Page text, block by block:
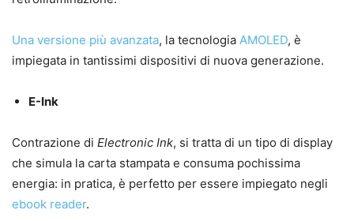
Una versione più avanzata, la tecnologia AMOLED, è
impiegata in tantissimi dispositivi di nuova generazione.
E-Ink
Contrazione di Electronic Ink, si tratta di un tipo di display
che simula la carta stampata e consuma pochissima
energia: in pratica, è perfetto per essere impiegato negli
ebook reader.